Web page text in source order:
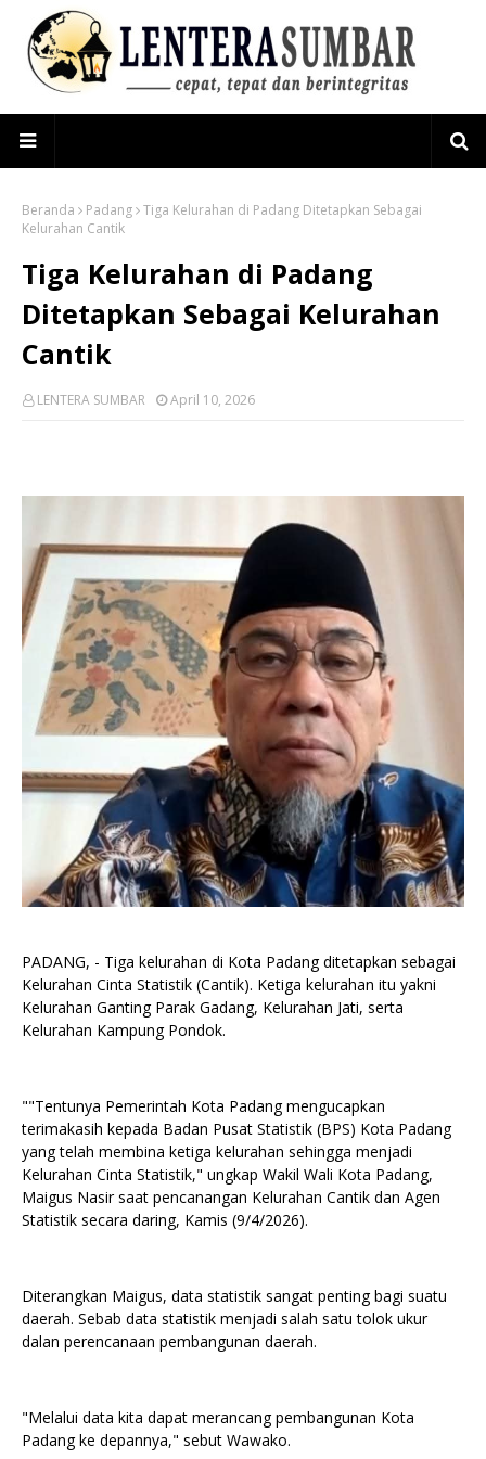
Beranda Padang Tiga Kelurahan di Padang Ditetapkan Sebagai
Kelurahan Cantik
Tiga Kelurahan di Padang
Ditetapkan Sebagai Kelurahan
Cantik
LENTERA SUMBAR April 10, 2026
PADANG, - Tiga kelurahan di Kota Padang ditetapkan sebagai
Kelurahan Cinta Statistik (Cantik). Ketiga kelurahan itu yakni
Kelurahan Ganting Parak Gadang, Kelurahan Jati, serta
Kelurahan Kampung Pondok.
""Tentunya Pemerintah Kota Padang mengucapkan
terimakasih kepada Badan Pusat Statistik (BPS) Kota Padang
yang telah membina ketiga kelurahan sehingga menjadi
Kelurahan Cinta Statistik," ungkap Wakil Wali Kota Padang,
Maigus Nasir saat pencanangan Kelurahan Cantik dan Agen
Statistik secara daring, Kamis (9/4/2026).
Diterangkan Maigus, data statistik sangat penting bagi suatu
daerah. Sebab data statistik menjadi salah satu tolok ukur
dalan perencanaan pembangunan daerah.
"Melalui data kita dapat merancang pembangunan Kota
Padang ke depannya," sebut Wawako.